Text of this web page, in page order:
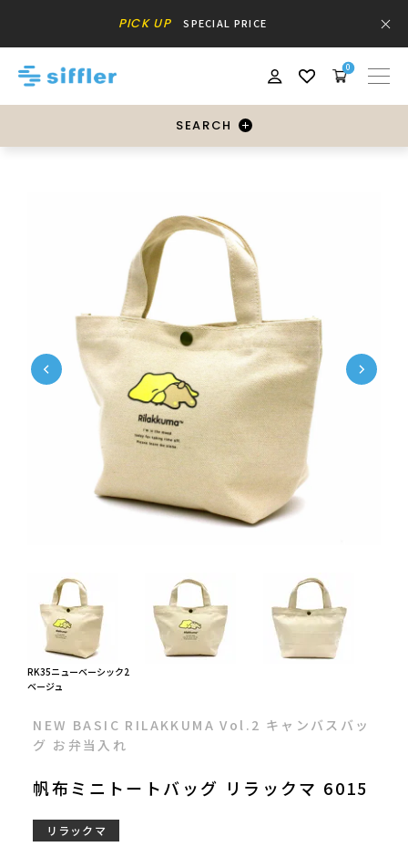
PICK UP SPECIAL PRICE
0
SEARCH
RK35ニューベーシック2
ベージュ
NEW BASIC RILAKKUMA Vol.2 キャンバスバッ
グ お弁当入れ
帆布ミニトートバッグ リラックマ 6015
リラックマ